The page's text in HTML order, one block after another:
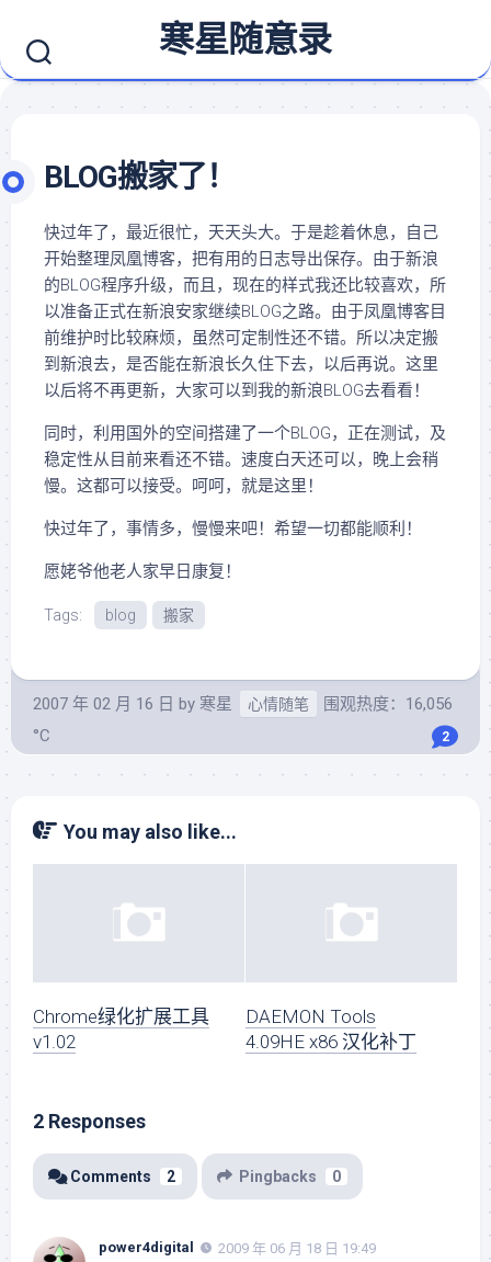
content
寒星随意录
BLOG搬家了！
快过年了，最近很忙，天天头大。于是趁着休息，自己
开始整理凤凰博客，把有用的日志导出保存。由于新浪
的BLOG程序升级，而且，现在的样式我还比较喜欢，所
以准备正式在新浪安家继续BLOG之路。由于凤凰博客目
前维护时比较麻烦，虽然可定制性还不错。所以决定搬
到新浪去，是否能在新浪长久住下去，以后再说。这里
以后将不再更新，大家可以到我的新浪BLOG去看看！
同时，利用国外的空间搭建了一个BLOG，正在测试，及
稳定性从目前来看还不错。速度白天还可以，晚上会稍
慢。这都可以接受。呵呵，就是这里！
快过年了，事情多，慢慢来吧！希望一切都能顺利！
愿姥爷他老人家早日康复！
Tags: blog 搬家
2007 年 02 月 16 日 by 寒星 心情随笔
围观热度：16,056
°C
2
You may also like...
Chrome绿化扩展工具
v1.02
DAEMON Tools
4.09HE x86 汉化补丁
2 Responses
Comments 2 Pingbacks 0
power4digital
2009 年 06 月 18 日 19:49